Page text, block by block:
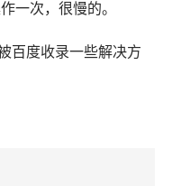
一次，很慢的。
百度收录一些解决方